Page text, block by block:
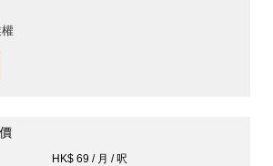
權
HK$ 69 / 月 / 呎